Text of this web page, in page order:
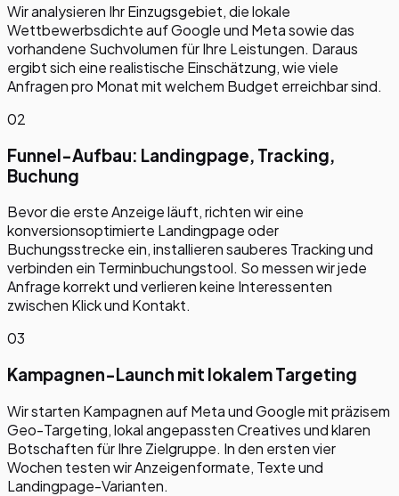
Wir analysieren Ihr Einzugsgebiet, die lokale
Wettbewerbsdichte auf Google und Meta sowie das
vorhandene Suchvolumen für Ihre Leistungen. Daraus
ergibt sich eine realistische Einschätzung, wie viele
Anfragen pro Monat mit welchem Budget erreichbar sind.
02
Funnel-Aufbau: Landingpage, Tracking,
Buchung
Bevor die erste Anzeige läuft, richten wir eine
konversionsoptimierte Landingpage oder
Buchungsstrecke ein, installieren sauberes Tracking und
verbinden ein Terminbuchungstool. So messen wir jede
Anfrage korrekt und verlieren keine Interessenten
zwischen Klick und Kontakt.
03
Kampagnen-Launch mit lokalem Targeting
Wir starten Kampagnen auf Meta und Google mit präzisem
Geo-Targeting, lokal angepassten Creatives und klaren
Botschaften für Ihre Zielgruppe. In den ersten vier
Wochen testen wir Anzeigenformate, Texte und
Landingpage-Varianten.